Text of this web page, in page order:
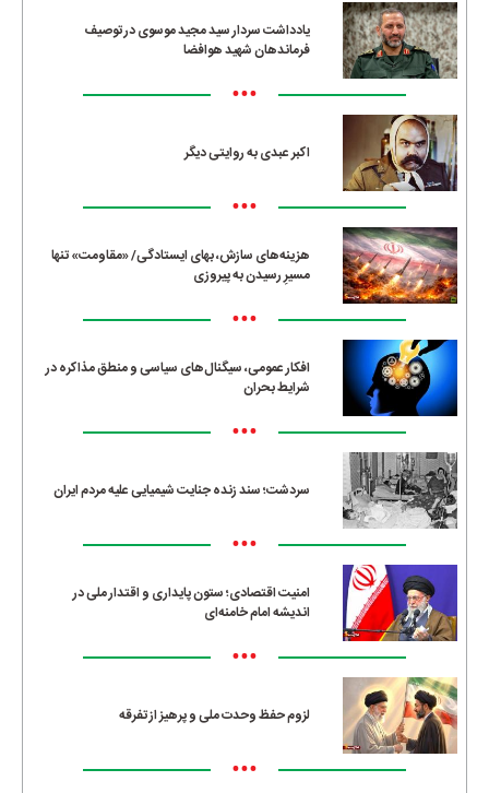
یادداشت سردار سید مجید موسوی در توصیف
فرماندهان شهید هوافضا
•••
اکبر عبدی به روایتی دیگر
•••
هزینه‌های سازش، بهای ایستادگی/ «مقاومت» تنها
مسیرِ رسیدن به پیروزی
•••
افکار عمومی، سیگنال‌های سیاسی و منطق مذاکره در
شرایط بحران
•••
سردشت؛ سند زنده جنایت شیمیایی علیه مردم ایران
•••
امنیت اقتصادی؛ ستون پایداری و اقتدار ملی در
اندیشه امام خامنه‌ای
•••
لزوم حفظ وحدت ملی و پرهیز از تفرقه
•••